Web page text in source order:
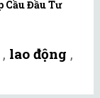
Cầu Đầu Tư
, lao động ,